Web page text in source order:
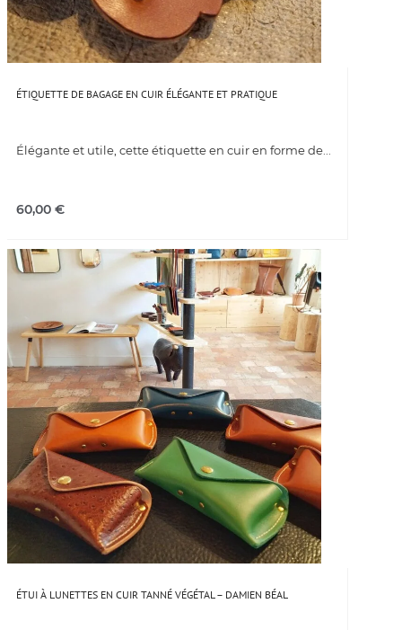
ÉTIQUETTE DE BAGAGE EN CUIR ÉLÉGANTE ET PRATIQUE
Élégante et utile, cette étiquette en cuir en forme de...
60,00 €
ÉTUI À LUNETTES EN CUIR TANNÉ VÉGÉTAL – DAMIEN BÉAL